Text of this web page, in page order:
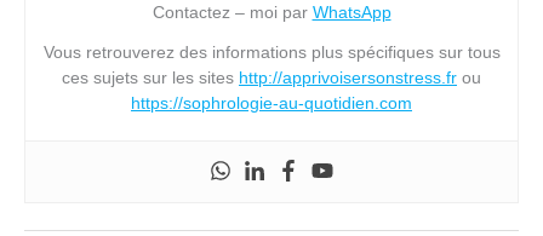
Contactez – moi par WhatsApp
Vous retrouverez des informations plus spécifiques sur tous
ces sujets sur les sites http://apprivoisersonstress.fr ou
https://sophrologie-au-quotidien.com